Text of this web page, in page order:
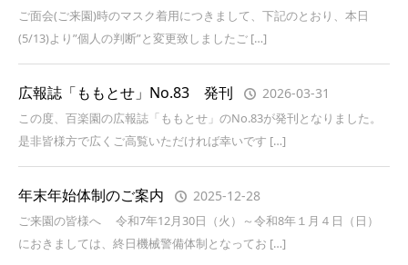
ご面会(ご来園)時のマスク着用につきまして、下記のとおり、本日
(5/13)より”個人の判断”と変更致しましたご […]
広報誌「ももとせ」No.83 発刊 2026-03-31
この度、百楽園の広報誌「ももとせ」のNo.83が発刊となりました。
是非皆様方で広くご高覧いただければ幸いです […]
年末年始体制のご案内 2025-12-28
ご来園の皆様へ 令和7年12月30日（火）～令和8年１月４日（日）
におきましては、終日機械警備体制となってお […]